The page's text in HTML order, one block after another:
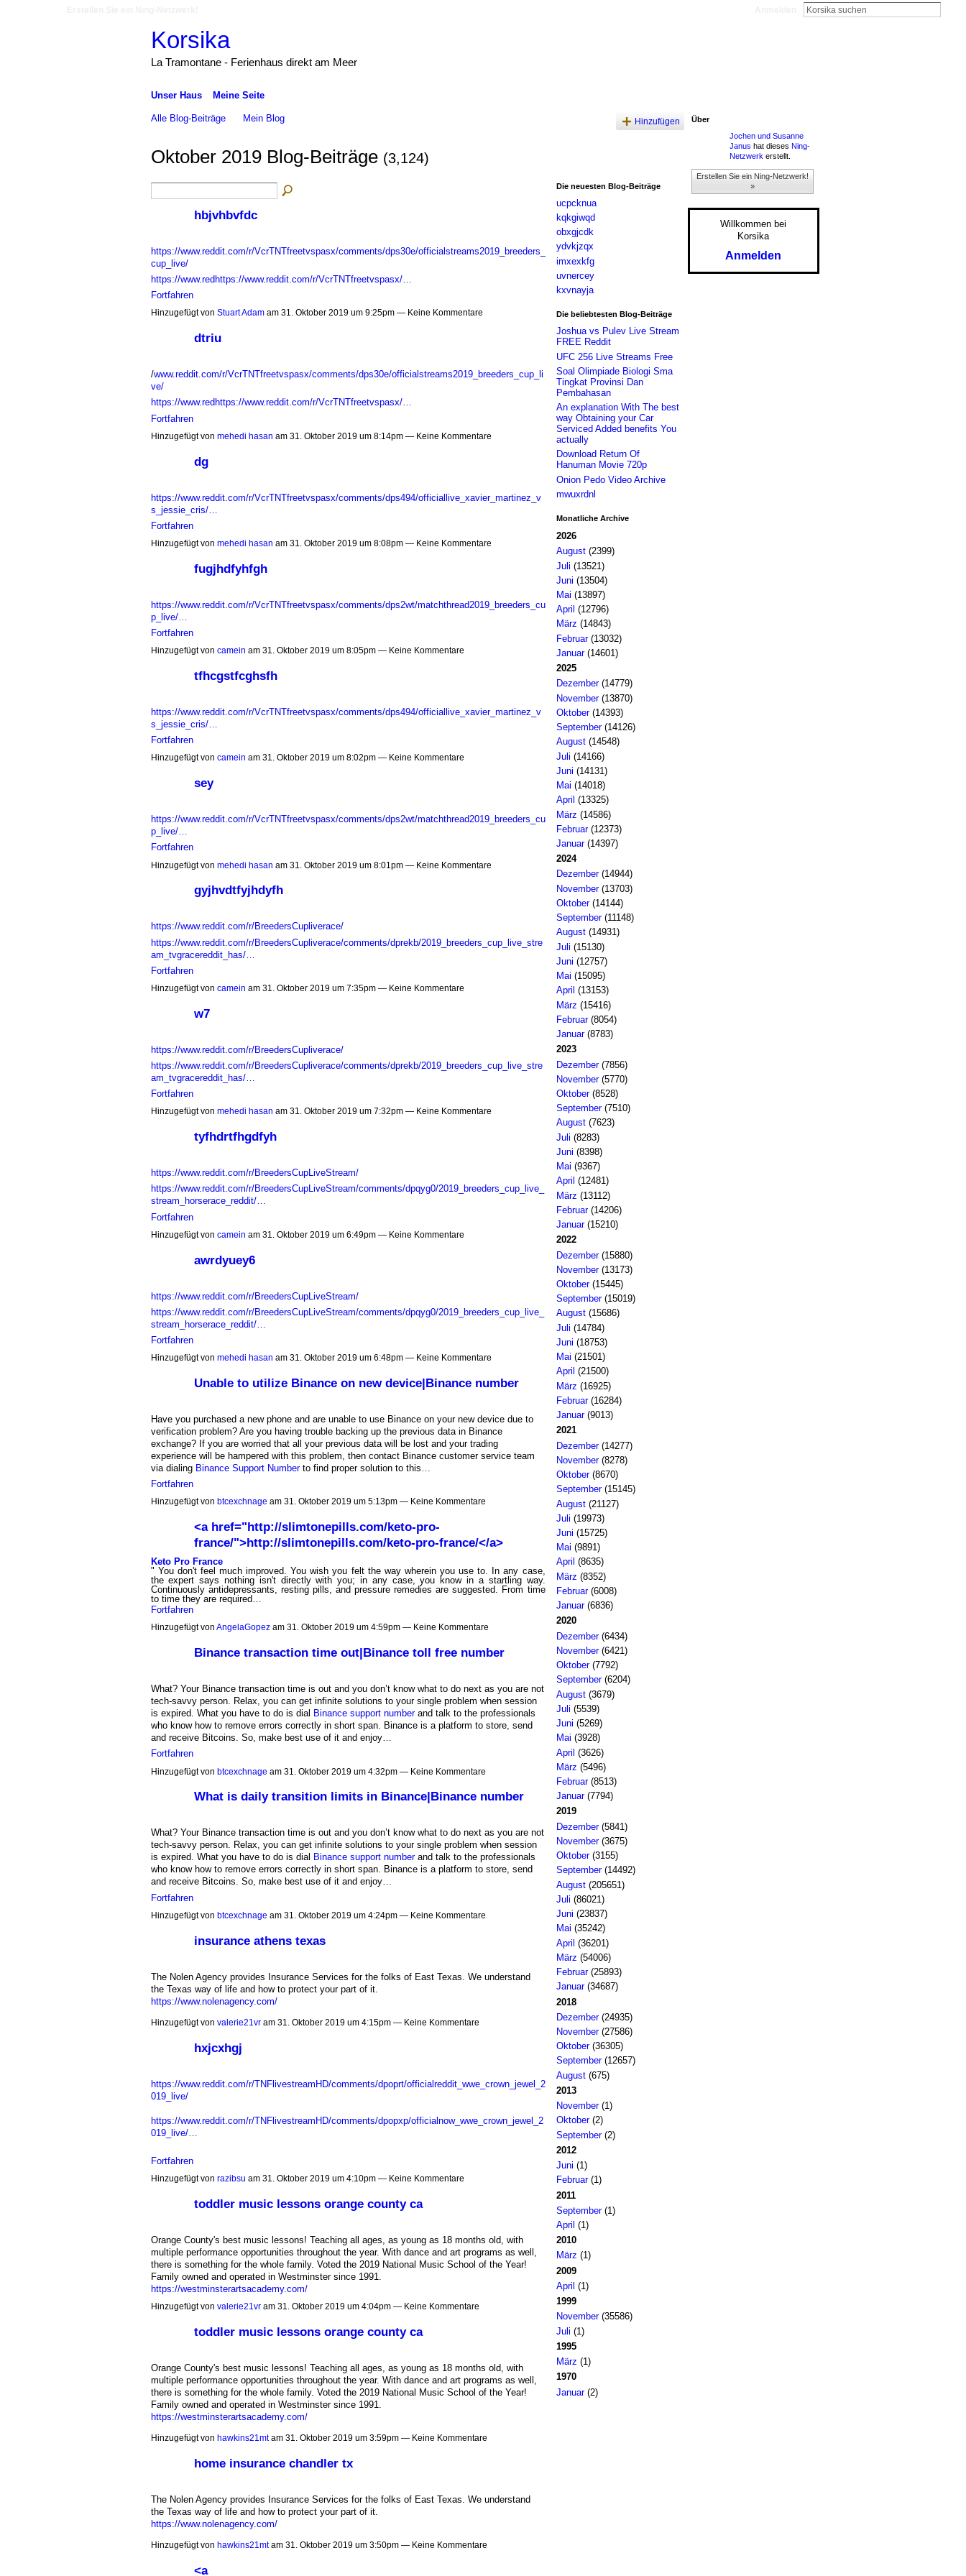
Korsika
La Tramontane - Ferienhaus direkt am Meer
Unser Haus Meine Seite
Alle Blog-Beiträge Mein Blog Hinzufügen
Oktober 2019 Blog-Beiträge (3,124)
hbjvhbvfdc
https://www.reddit.com/r/VcrTNTfreetvspasx/comments/dps30e/officialstreams2019_breeders_
cup_live/
https://www.redhttps://www.reddit.com/r/VcrTNTfreetvspasx/…
Fortfahren
Hinzugefügt von Stuart Adamam 31. Oktober 2019 um 9:25pm — Keine Kommentare
dtriu
/www.reddit.com/r/VcrTNTfreetvspasx/comments/dps30e/officialstreams2019_breeders_cup_li
ve/
https://www.redhttps://www.reddit.com/r/VcrTNTfreetvspasx/…
Fortfahren
Hinzugefügt von mehedi hasan am 31. Oktober 2019 um 8:14pm — Keine Kommentare
dg
https://www.reddit.com/r/VcrTNTfreetvspasx/comments/dps494/officiallive_xavier_martinez_v
s_jessie_cris/…
Fortfahren
Hinzugefügt von mehedi hasan am 31. Oktober 2019 um 8:08pm — Keine Kommentare
fugjhdfyhfgh
https://www.reddit.com/r/VcrTNTfreetvspasx/comments/dps2wt/matchthread2019_breeders_cu
p_live/…
Fortfahren
Hinzugefügt von camein am 31. Oktober 2019 um 8:05pm — Keine Kommentare
tfhcgstfcghsfh
https://www.reddit.com/r/VcrTNTfreetvspasx/comments/dps494/officiallive_xavier_martinez_v
s_jessie_cris/…
Fortfahren
Hinzugefügt von camein am 31. Oktober 2019 um 8:02pm — Keine Kommentare
sey
https://www.reddit.com/r/VcrTNTfreetvspasx/comments/dps2wt/matchthread2019_breeders_cu
p_live/…
Fortfahren
Hinzugefügt von mehedi hasan am 31. Oktober 2019 um 8:01pm — Keine Kommentare
gyjhvdtfyjhdyfh
https://www.reddit.com/r/BreedersCupliverace/
https://www.reddit.com/r/BreedersCupliverace/comments/dprekb/2019_breeders_cup_live_stre
am_tvgracereddit_has/…
Fortfahren
Hinzugefügt von camein am 31. Oktober 2019 um 7:35pm — Keine Kommentare
w7
https://www.reddit.com/r/BreedersCupliverace/
https://www.reddit.com/r/BreedersCupliverace/comments/dprekb/2019_breeders_cup_live_stre
am_tvgracereddit_has/…
Fortfahren
Hinzugefügt von mehedi hasan am 31. Oktober 2019 um 7:32pm — Keine Kommentare
tyfhdrtfhgdfyh
https://www.reddit.com/r/BreedersCupLiveStream/
https://www.reddit.com/r/BreedersCupLiveStream/comments/dpqyg0/2019_breeders_cup_live_
stream_horserace_reddit/…
Fortfahren
Hinzugefügt von camein am 31. Oktober 2019 um 6:49pm — Keine Kommentare
awrdyuey6
https://www.reddit.com/r/BreedersCupLiveStream/
https://www.reddit.com/r/BreedersCupLiveStream/comments/dpqyg0/2019_breeders_cup_live_
stream_horserace_reddit/…
Fortfahren
Hinzugefügt von mehedi hasan am 31. Oktober 2019 um 6:48pm — Keine Kommentare
Unable to utilize Binance on new device|Binance number
Have you purchased a new phone and are unable to use Binance on your new device due to
verification problem? Are you having trouble backing up the previous data in Binance
exchange? If you are worried that all your previous data will be lost and your trading
experience will be hampered with this problem, then contact Binance customer service team
via dialing Binance Support Numberto find proper solution to this…
Fortfahren
Hinzugefügt von btcexchnage am 31. Oktober 2019 um 5:13pm — Keine Kommentare
<a href="http://slimtonepills.com/keto-pro-
france/">http://slimtonepills.com/keto-pro-france/</a>
Keto Pro France
" You don't feel much improved. You wish you felt the way wherein you use to. In any case,
the expert says nothing isn't directly with you; in any case, you know in a startling way.
Continuously antidepressants, resting pills, and pressure remedies are suggested. From time
to time they are required…
Fortfahren
Hinzugefügt von AngelaGopezam 31. Oktober 2019 um 4:59pm — Keine Kommentare
Binance transaction time out|Binance toll free number
What? Your Binance transaction time is out and you don’t know what to do next as you are not
tech-savvy person. Relax, you can get infinite solutions to your single problem when session
is expired. What you have to do is dial Binance support numberand talk to the professionals
who know how to remove errors correctly in short span. Binance is a platform to store, send
and receive Bitcoins. So, make best use of it and enjoy…
Fortfahren
Hinzugefügt von btcexchnage am 31. Oktober 2019 um 4:32pm — Keine Kommentare
What is daily transition limits in Binance|Binance number
What? Your Binance transaction time is out and you don’t know what to do next as you are not
tech-savvy person. Relax, you can get infinite solutions to your single problem when session
is expired. What you have to do is dial Binance support numberand talk to the professionals
who know how to remove errors correctly in short span. Binance is a platform to store, send
and receive Bitcoins. So, make best use of it and enjoy…
Fortfahren
Hinzugefügt von btcexchnage am 31. Oktober 2019 um 4:24pm — Keine Kommentare
insurance athens texas
The Nolen Agency provides Insurance Services for the folks of East Texas. We understand
the Texas way of life and how to protect your part of it.
https://www.nolenagency.com/
Hinzugefügt von valerie21vram 31. Oktober 2019 um 4:15pm — Keine Kommentare
hxjcxhgj
https://www.reddit.com/r/TNFlivestreamHD/comments/dpoprt/officialreddit_wwe_crown_jewel_2
019_live/
https://www.reddit.com/r/TNFlivestreamHD/comments/dpopxp/officialnow_wwe_crown_jewel_2
019_live/…
Fortfahren
Hinzugefügt von razibsu am 31. Oktober 2019 um 4:10pm — Keine Kommentare
toddler music lessons orange county ca
Orange County's best music lessons! Teaching all ages, as young as 18 months old, with
multiple performance opportunities throughout the year. With dance and art programs as well,
there is something for the whole family. Voted the 2019 National Music School of the Year!
Family owned and operated in Westminster since 1991.
https://westminsterartsacademy.com/
Hinzugefügt von valerie21vram 31. Oktober 2019 um 4:04pm — Keine Kommentare
toddler music lessons orange county ca
Orange County's best music lessons! Teaching all ages, as young as 18 months old, with
multiple performance opportunities throughout the year. With dance and art programs as well,
there is something for the whole family. Voted the 2019 National Music School of the Year!
Family owned and operated in Westminster since 1991.
https://westminsterartsacademy.com/
Hinzugefügt von hawkins21mtam 31. Oktober 2019 um 3:59pm — Keine Kommentare
home insurance chandler tx
The Nolen Agency provides Insurance Services for the folks of East Texas. We understand
the Texas way of life and how to protect your part of it.
https://www.nolenagency.com/
Hinzugefügt von hawkins21mtam 31. Oktober 2019 um 3:50pm — Keine Kommentare
<a
Die neuesten Blog-Beiträge
ucpcknua
kqkgiwqd
obxgjcdk
ydvkjzqx
imxexkfg
uvnercey
kxvnayja
Die beliebtesten Blog-Beiträge
Joshua vs Pulev Live Stream
FREE Reddit
UFC 256 Live Streams Free
Soal Olimpiade Biologi Sma
Tingkat Provinsi Dan
Pembahasan
An explanation With The best
way Obtaining your Car
Serviced Added benefits You
actually
Download Return Of
Hanuman Movie 720p
Onion Pedo Video Archive
mwuxrdnl
Monatliche Archive
2026
August(2399)
Juli (13521)
Juni (13504)
Mai (13897)
April (12796)
März (14843)
Februar(13032)
Januar(14601)
2025
Dezember(14779)
November(13870)
Oktober(14393)
September(14126)
August(14548)
Juli (14166)
Juni (14131)
Mai (14018)
April (13325)
März (14586)
Februar(12373)
Januar(14397)
2024
Dezember(14944)
November(13703)
Oktober(14144)
September(11148)
August(14931)
Juli (15130)
Juni (12757)
Mai (15095)
April (13153)
März (15416)
Februar(8054)
Januar(8783)
2023
Dezember(7856)
November(5770)
Oktober(8528)
September(7510)
August(7623)
Juli (8283)
Juni (8398)
Mai (9367)
April (12481)
März (13112)
Februar(14206)
Januar(15210)
2022
Dezember(15880)
November(13173)
Oktober(15445)
September(15019)
August(15686)
Juli (14784)
Juni (18753)
Mai (21501)
April (21500)
März (16925)
Februar(16284)
Januar(9013)
2021
Dezember(14277)
November(8278)
Oktober(8670)
September(15145)
August(21127)
Juli (19973)
Juni (15725)
Mai (9891)
April (8635)
März (8352)
Februar(6008)
Januar(6836)
2020
Dezember(6434)
November(6421)
Oktober(7792)
September(6204)
August(3679)
Juli (5539)
Juni (5269)
Mai (3928)
April (3626)
März (5496)
Februar(8513)
Januar(7794)
2019
Dezember(5841)
November(3675)
Oktober(3155)
September(14492)
August(205651)
Juli (86021)
Juni (23837)
Mai (35242)
April (36201)
März (54006)
Februar(25893)
Januar(34687)
2018
Dezember(24935)
November(27586)
Oktober(36305)
September(12657)
August(675)
2013
November(1)
Oktober(2)
September(2)
2012
Juni (1)
Februar(1)
2011
September(1)
April (1)
2010
März (1)
2009
April (1)
1999
November(35586)
Juli (1)
1995
März (1)
1970
Januar(2)
Über
Jochen und Susanne
Janus hat dieses Ning-
Netzwerk erstellt.
Erstellen Sie ein Ning-Netzwerk!
»
Willkommen bei
Korsika
Anmelden